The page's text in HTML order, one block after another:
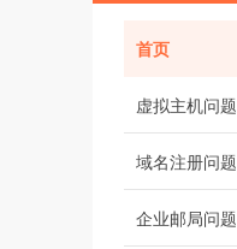
首页
虚拟主机问题
域名注册问题
企业邮局问题